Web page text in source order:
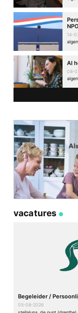
14-
AI
08-
vacatures
Begeleider /
05-08-2026